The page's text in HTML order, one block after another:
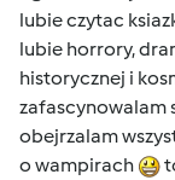
lubie czytac
lubie horrory,
historycznej i
zafascynowalam
obejrzalam
o wampirach